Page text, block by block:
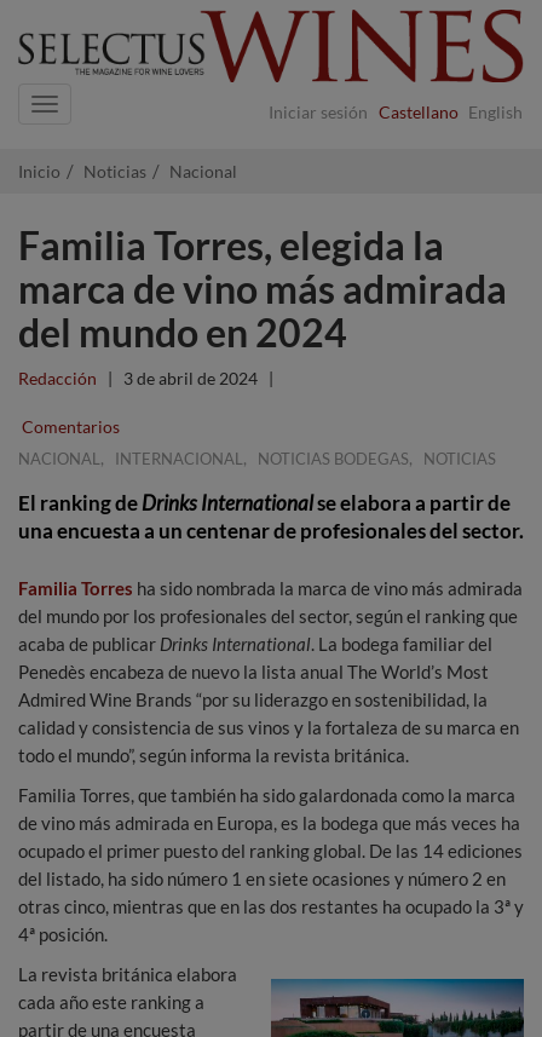
Iniciar sesión Castellano English
Navigation
Inicio Noticias Nacional
Familia Torres, elegida la
marca de vino más admirada
del mundo en 2024
Redacción | 3 de abril de 2024 |
Comentarios
NACIONAL , INTERNACIONAL , NOTICIAS BODEGAS, NOTICIAS
El ranking deDrinks Internationalse elabora a partir de
una encuesta a un centenar de profesionales del sector.
Familia Torres ha sido nombrada la marca de vino más admirada
del mundo por los profesionales del sector, según el ranking que
acaba de publicar Drinks International. La bodega familiar del
Penedès encabeza de nuevo la lista anual The World’s Most
Admired Wine Brands “por su liderazgo en sostenibilidad, la
calidad y consistencia de sus vinos y la fortaleza de su marca en
todo el mundo”, según informa la revista británica.
Familia Torres, que también ha sido galardonada como la marca
de vino más admirada en Europa, es la bodega que más veces ha
ocupado el primer puesto del ranking global. De las 14 ediciones
del listado, ha sido número 1 en siete ocasiones y número 2 en
otras cinco, mientras que en las dos restantes ha ocupado la 3ª y
4ª posición.
La revista británica elabora
cada año este ranking a
partir de una encuesta